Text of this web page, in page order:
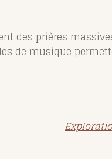
des prières
de musique